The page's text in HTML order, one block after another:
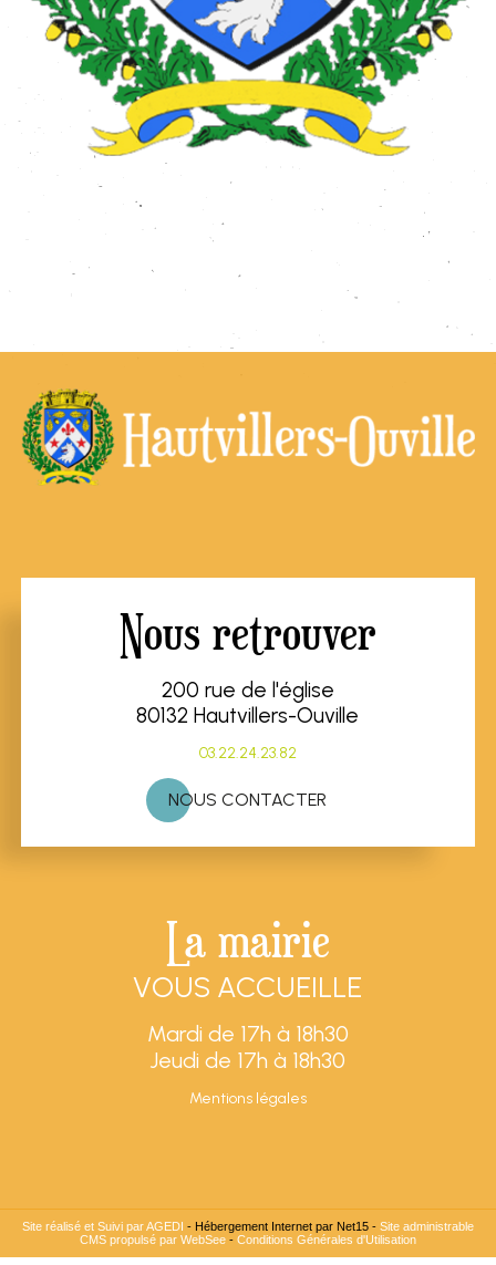
Nous retrouver
200 rue de l'église
80132 Hautvillers-Ouville
03.22.24.23.82
NOUS CONTACTER
La mairie
VOUS ACCUEILLE
Mardi de 17h à 18h30
Jeudi de 17h à 18h30
Mentions légales
Site réalisé et Suivi par AGEDI - Hébergement Internet par Net15 - Site administrable
CMS propulsé par WebSee - Conditions Générales d'Utilisation